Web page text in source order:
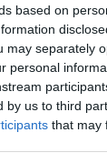
based on
may separately
personal
by us to third
that may
szerint
nagyon
?Mire
e a tagok